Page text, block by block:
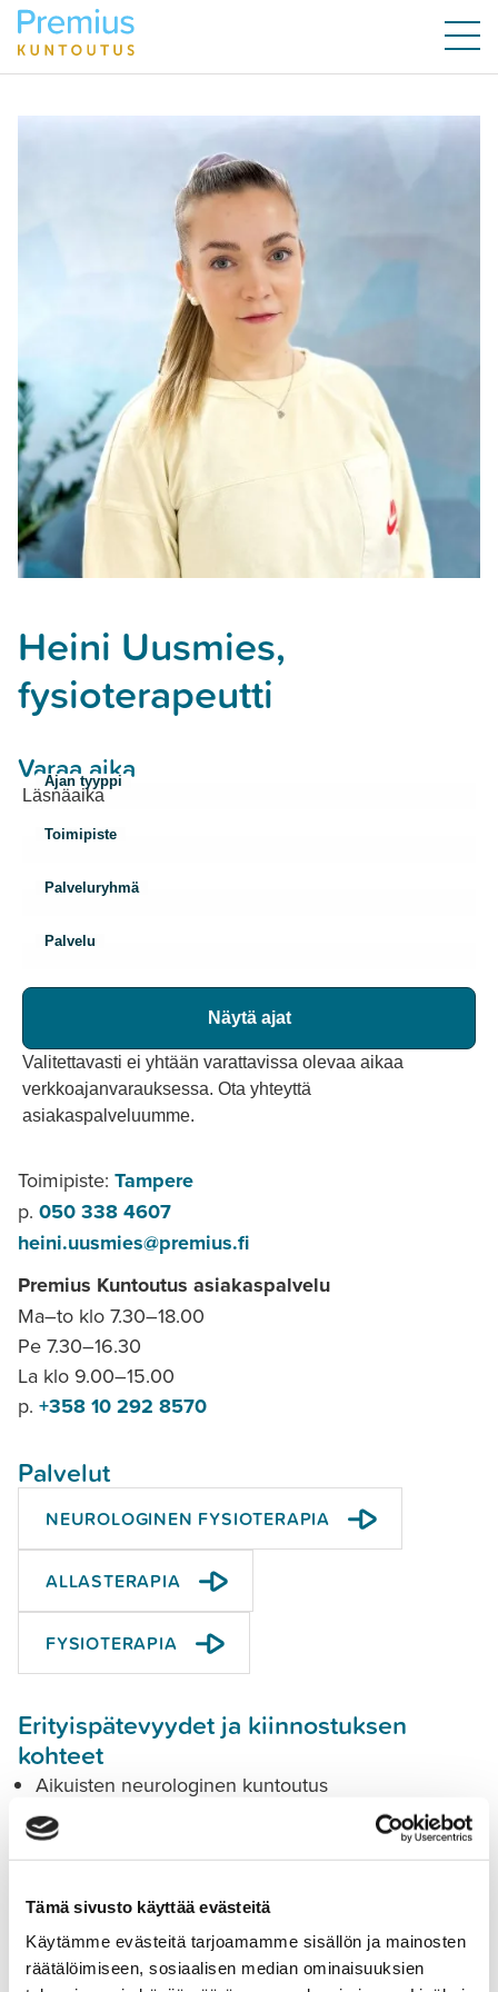
Tämä sivusto käyttää evästeitä
Käytämme evästeitä tarjoamamme sisällön ja mainosten
räätälöimiseen, sosiaalisen median ominaisuuksien
Heini Uusmies,
fysioterapeutti
Varaa aika
Ajan tyyppi
Toimipiste
Palveluryhmä
Palvelu
Näytä ajat
Valitettavasti ei yhtään varattavissa olevaa aikaa
verkkoajanvarauksessa. Ota yhteyttä
asiakaspalveluumme.
Toimipiste: Tampere
p. 050 338 4607
heini.uusmies@premius.fi
Premius Kuntoutus asiakaspalvelu
Ma–to klo 7.30–18.00
Pe 7.30–16.30
La klo 9.00–15.00
p. +358 10 292 8570
Palvelut
NEUROLOGINEN FYSIOTERAPIA
ALLASTERAPIA
FYSIOTERAPIA
Erityispätevyydet ja kiinnostuksen
kohteet
Aikuisten neurologinen kuntoutus
Allasterapia
Tutkinnot ja koulutukset
Fysioterapeutti (AMK) (2020)
Neurologisen fysioterapian täydennyskoulutus